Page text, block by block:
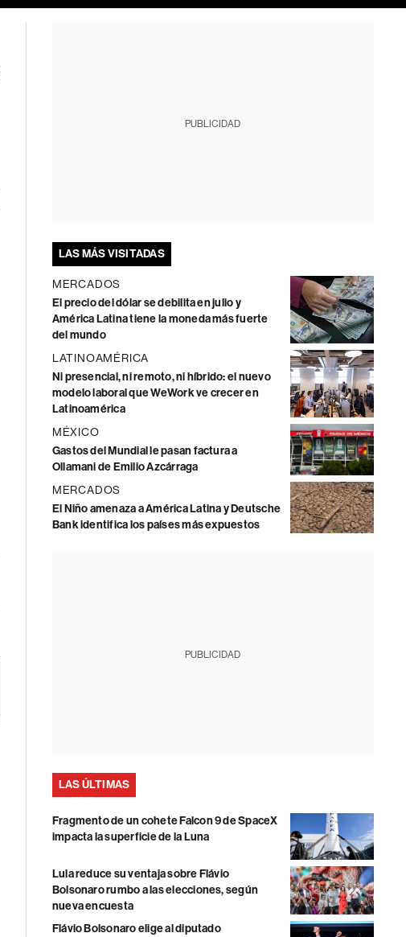
PUBLICIDAD
LAS MÁS VISITADAS
MERCADOS
El precio del dólar se debilita en julio y
América Latina tiene la moneda más fuerte
del mundo
LATINOAMÉRICA
Ni presencial, ni remoto, ni híbrido: el nuevo
modelo laboral que WeWork ve crecer en
Latinoamérica
MÉXICO
Gastos del Mundial le pasan factura a
Ollamani de Emilio Azcárraga
MERCADOS
El Niño amenaza a América Latina y Deutsche
Bank identifica los países más expuestos
PUBLICIDAD
LAS ÚLTIMAS
Fragmento de un cohete Falcon 9 de SpaceX
impacta la superficie de la Luna
Lula reduce su ventaja sobre Flávio
Bolsonaro rumbo a las elecciones, según
nueva encuesta
Flávio Bolsonaro elige al diputado